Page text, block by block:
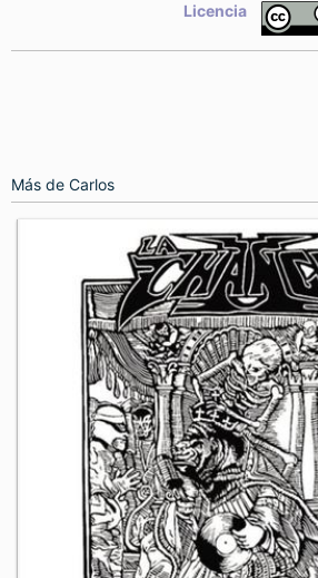
Licencia
Más de Carlos